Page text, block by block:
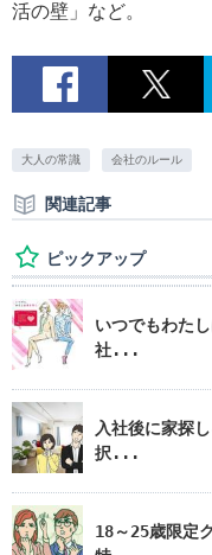
活の壁」など。
大人の常識 会社のルール
関連記事
ピックアップ
いつでもわた
社...
入社後に家探
択...
18～25歳限定